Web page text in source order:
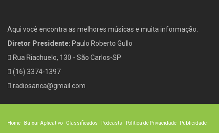
Aqui você encontra as melhores músicas e muita informação.
Diretor Presidente: Paulo Roberto Gullo
Rua Riachuelo, 130 - São Carlos-SP
(16) 3374-1397
radiosanca@gmail.com
Home Baixar Aplicativo Classificados Podcasts Política de Privacidade Publicidade